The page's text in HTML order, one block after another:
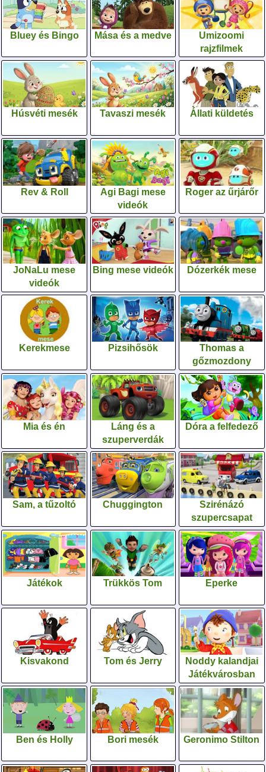
Bluey és Bingo Mása és a medve
Umizoomi
rajzfilmek
Húsvéti mesék Tavaszi mesék Állati küldetés
Rev & Roll
Agi Bagi mese
videók
Roger az űrjárőr
JoNaLu mese
videók
Bing mese videók Dózerkék mese
Kerekmese Pizsihősök
Thomas a
gőzmozdony
Mia és én
Láng és a
szuperverdák
Dóra a felfedező
Sam, a tűzoltó Chuggington
Szirénázó
szupercsapat
Játékok Trükkös Tom Eperke
Kisvakond Tom és Jerry
Noddy kalandjai
Játékvárosban
Ben és Holly Bori mesék Geronimo Stilton